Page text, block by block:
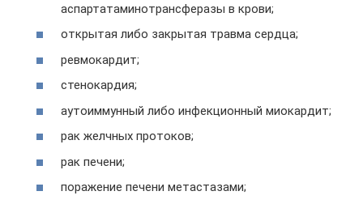
аспартатаминотрансферазы в крови;
открытая либо закрытая травма сердца;
ревмокардит;
стенокардия;
аутоиммунный либо инфекционный миокардит;
рак желчных протоков;
рак печени;
поражение печени метастазами;